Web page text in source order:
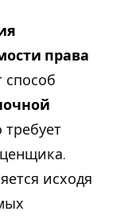
права
способ
исходя